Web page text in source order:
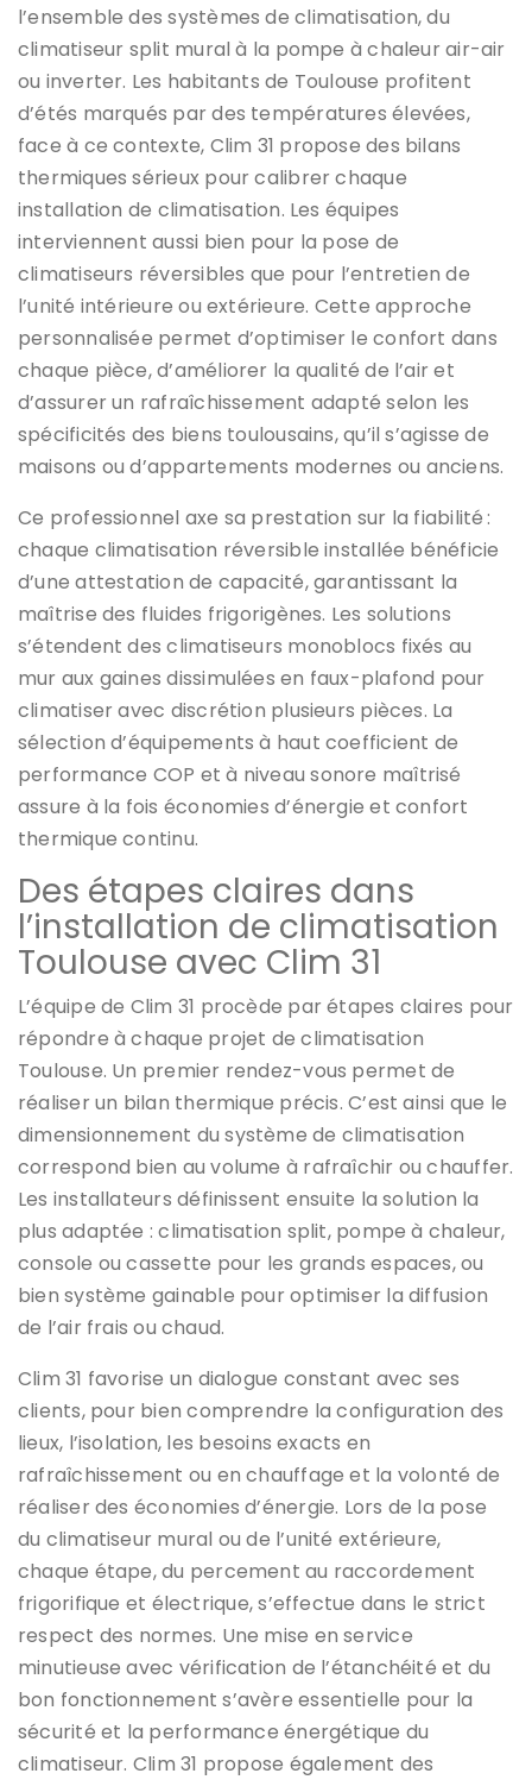
l’ensemble des systèmes de climatisation, du
climatiseur split mural à la pompe à chaleur air-air
ou inverter. Les habitants de Toulouse profitent
d’étés marqués par des températures élevées,
face à ce contexte, Clim 31 propose des bilans
thermiques sérieux pour calibrer chaque
installation de climatisation. Les équipes
interviennent aussi bien pour la pose de
climatiseurs réversibles que pour l’entretien de
l’unité intérieure ou extérieure. Cette approche
personnalisée permet d’optimiser le confort dans
chaque pièce, d’améliorer la qualité de l’air et
d’assurer un rafraîchissement adapté selon les
spécificités des biens toulousains, qu’il s’agisse de
maisons ou d’appartements modernes ou anciens.
Ce professionnel axe sa prestation sur la fiabilité :
chaque climatisation réversible installée bénéficie
d’une attestation de capacité, garantissant la
maîtrise des fluides frigorigènes. Les solutions
s’étendent des climatiseurs monoblocs fixés au
mur aux gaines dissimulées en faux-plafond pour
climatiser avec discrétion plusieurs pièces. La
sélection d’équipements à haut coefficient de
performance COP et à niveau sonore maîtrisé
assure à la fois économies d’énergie et confort
thermique continu.
Des étapes claires dans
l’installation de climatisation
Toulouse avec Clim 31
L’équipe de Clim 31 procède par étapes claires pour
répondre à chaque projet de climatisation
Toulouse. Un premier rendez-vous permet de
réaliser un bilan thermique précis. C’est ainsi que le
dimensionnement du système de climatisation
correspond bien au volume à rafraîchir ou chauffer.
Les installateurs définissent ensuite la solution la
plus adaptée : climatisation split, pompe à chaleur,
console ou cassette pour les grands espaces, ou
bien système gainable pour optimiser la diffusion
de l’air frais ou chaud.
Clim 31 favorise un dialogue constant avec ses
clients, pour bien comprendre la configuration des
lieux, l’isolation, les besoins exacts en
rafraîchissement ou en chauffage et la volonté de
réaliser des économies d’énergie. Lors de la pose
du climatiseur mural ou de l’unité extérieure,
chaque étape, du percement au raccordement
frigorifique et électrique, s’effectue dans le strict
respect des normes. Une mise en service
minutieuse avec vérification de l’étanchéité et du
bon fonctionnement s’avère essentielle pour la
sécurité et la performance énergétique du
climatiseur. Clim 31 propose également des